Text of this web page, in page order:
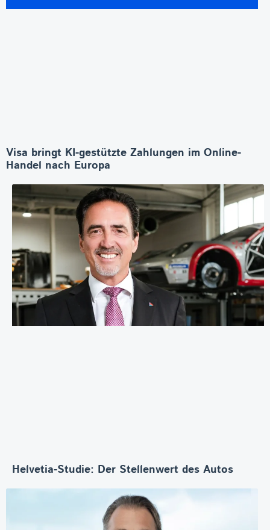
Visa bringt KI-gestützte Zahlungen im Online-
Handel nach Europa
Helvetia-Studie: Der Stellenwert des Autos